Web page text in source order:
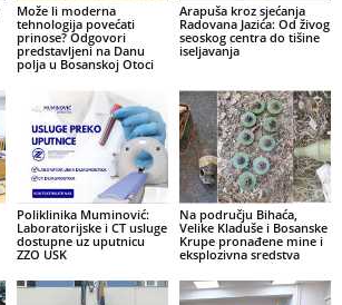
Može li moderna
tehnologija povećati
prinose? Odgovori
predstavljeni na Danu
polja u Bosanskoj Otoci
Arapuša kroz sjećanja
Radovana Jazića: Od živog
seoskog centra do tišine
iseljavanja
Poliklinika Muminović:
Laboratorijske i CT usluge
dostupne uz uputnicu
ZZO USK
Na području Bihaća,
Velike Kladuše i Bosanske
Krupe pronađene mine i
eksplozivna sredstva